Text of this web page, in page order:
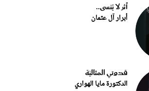
أثر لا يُنسى..
أبرار آل عثمان
قدوتي المثاليّة
الدكتورة مايا الهواري